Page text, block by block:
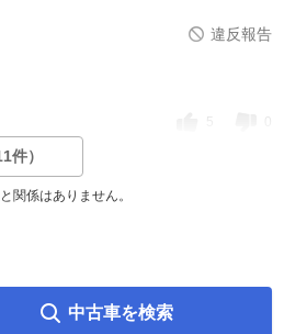
違反報告
5
件）
関係はありません。
中古車を検索